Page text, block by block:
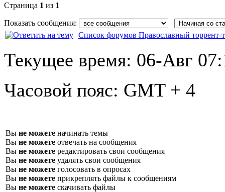
Страница 1 из 1
Показать сообщения:
Список форумов Православный торрент-
Текущее время: 06-Авг
Часовой пояс: GMT + 4
Вы не можете начинать темы
Вы не можете отвечать на сообщения
Вы не можете редактировать свои сообщения
Вы не можете удалять свои сообщения
Вы не можете голосовать в опросах
Вы не можете прикреплять файлы к сообщениям
Вы не можете скачивать файлы